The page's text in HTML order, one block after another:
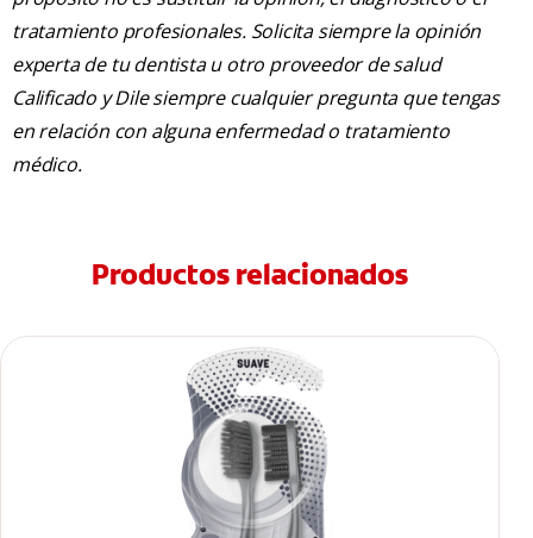
tratamiento profesionales. Solicita siempre la opinión
experta de tu dentista u otro proveedor de salud
Calificado y Dile siempre cualquier pregunta que tengas
en relación con alguna enfermedad o tratamiento
médico.
Productos relacionados